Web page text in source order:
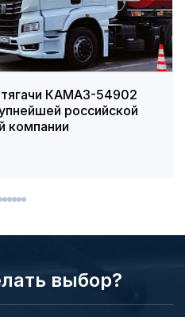
КАМАЗ-54902
российской
компании
выбор?